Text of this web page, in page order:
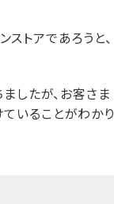
トアであろうと、
したが、お客さま
いることがわかり